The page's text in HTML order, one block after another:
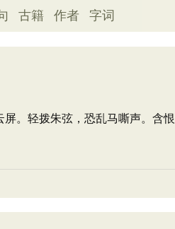
古籍 作者 字词
。轻拨朱弦，恐乱马嘶声。含